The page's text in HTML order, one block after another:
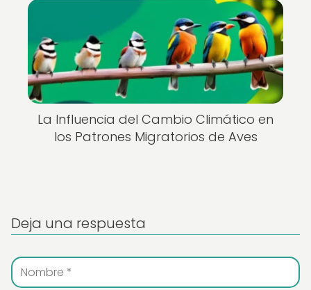
La Influencia del Cambio Climático en
los Patrones Migratorios de Aves
Deja una respuesta